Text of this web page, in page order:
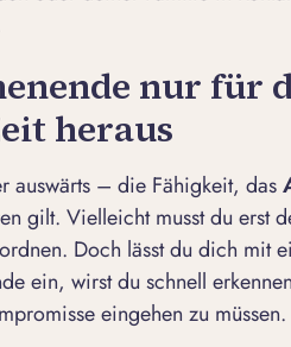
nur für
heraus
auswärts – die Fähigkeit, das
gilt. Vielleicht musst du erst
Doch lässt du dich mit
ein, wirst du schnell
eingehen zu müssen.